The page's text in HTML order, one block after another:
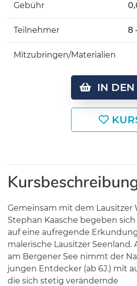
Gebühr
Teilnehmer 8
Mitzubringen/Materialien
IN
Gemeinsam mit dem Lausitzer
Stephan Kaasche begeben
auf eine aufregende
malerische Lausitzer
am Bergener See nimmt der
jungen Entdecker (ab 6J.) mit
die sich stetig verändernde